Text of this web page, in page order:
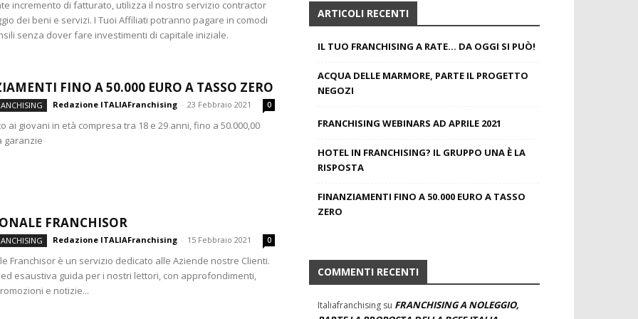
VIDEO FRANCHISOR
incremento di fatturato, utilizza il nostro servizio contractor
dei beni e servizi. I Tuoi Affiliati potranno pagare in comodi
senza dover fare investimenti di capitale iniziale.
FINO A 50.000 EURO A TASSO ZERO
Redazione ITALIAFranchising - 23 Febbraio 2021 0
ai giovani in età compresa tra 18 e 29 anni, fino a 50.000,00
garanzie
FRANCHISOR
Redazione ITALIAFranchising - 15 Febbraio 2021 0
Franchisor è un servizio dedicato alle Aziende nostre Clienti.
esaustiva guida per i nostri lettori, con approfondimenti,
e notizie...
ARTICOLI RECENTI
IL TUO FRANCHISING A RATE… DA OGGI SI PUÒ!
ACQUA DELLE MARMORE, PARTE IL PROGETTO
NEGOZI
FRANCHISING WEBINARS AD APRILE 2021
HOTEL IN FRANCHISING? IL GRUPPO UNA È LA
RISPOSTA
FINANZIAMENTI FINO A 50.000 EURO A TASSO
ZERO
COMMENTI RECENTI
Italiafranchising su FRANCHISING A NOLEGGIO,